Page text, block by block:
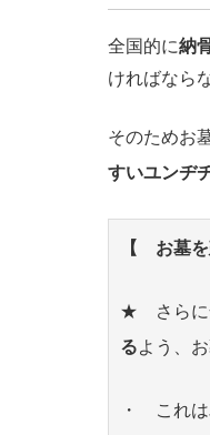
全国的に納
ければなら
そのためお
すいユンヂ
【 お墓
★ さらに
るよう、
・ これは